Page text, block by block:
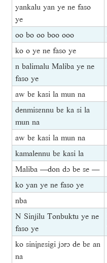
yankalu yan ye ne faso
ye
oo bo oo boo ooo
ko o ye ne faso ye
n balimalu Maliba ye ne
faso ye
aw bɛ kasi la mun na
denmisɛnnu bɛ ka si la
mun na
aw bɛ kasi la mun na
kamalennu bɛ kasi la
Maliba —don dɔ be se —
ko yan ye ne faso ye
nba
N Sinjilu Tonbuktu ye ne
faso ye
ko siniɲɛsigi jɔrɔ de bɛ an
na